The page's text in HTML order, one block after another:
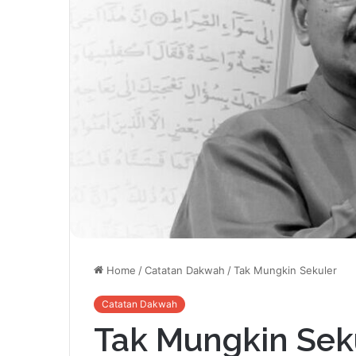
Home /Catatan Dakwah /Tak Mungkin Sekuler
Catatan Dakwah
Tak Mungkin